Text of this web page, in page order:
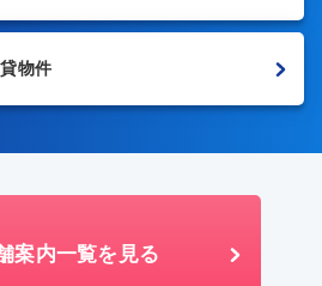
物件
案内一覧を見る